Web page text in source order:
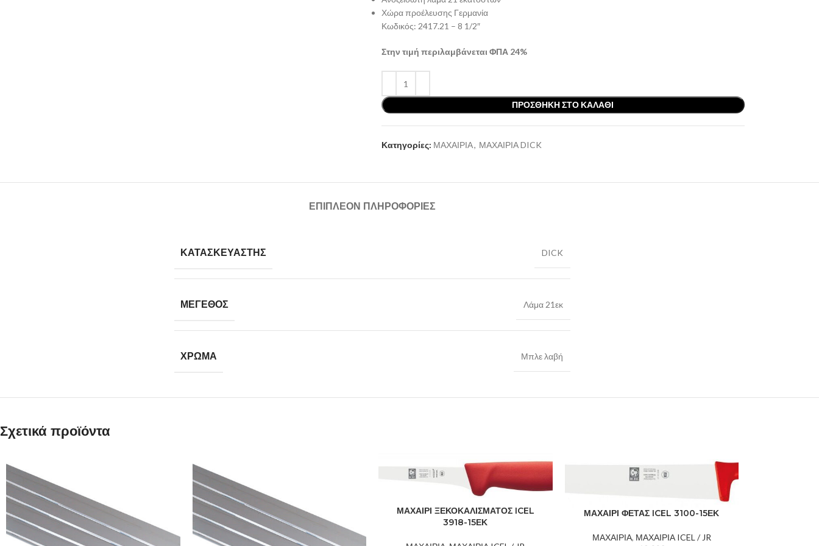
Χώρα προέλευσης Γερμανία
Κωδικός: 2417.21 – 8 1/2″
Στην τιμή περιλαμβάνεται ΦΠΑ 24%
ΠΡΟΣΘΉΚΗ ΣΤΟ ΚΑΛΆΘΙ
Κατηγορίες: ΜΑΧΑΙΡΙΑ, ΜΑΧΑΙΡΙΑ DICK
ΕΠΙΠΛΈΟΝ ΠΛΗΡΟΦΟΡΊΕΣ
ΚΑΤΑΣΚΕΥΑΣΤΗΣ DICK
ΜΕΓΕΘΟΣ Λάμα 21εκ
ΧΡΩΜΑ Μπλε λαβή
Σχετικά προϊόντα
ΜΑΧΑΙΡΙ ΞΕΚΟΚΑΛΙΣΜΑΤΟΣ ICEL
3918-15ΕΚ
ΜΑΧΑΙΡΙ ΦΕΤΑΣ ICEL 3100-15ΕΚ
ΜΑΧΑΙΡΙΑ, ΜΑΧΑΙΡΙΑ ICEL / JR